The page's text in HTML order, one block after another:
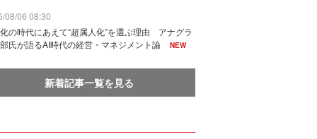
08/06 08:30
の時代にあえて“超属人化”を選ぶ理由 アナグラ
氏が語るAI時代の経営・マネジメント論
NEW
新着記事一覧を見る